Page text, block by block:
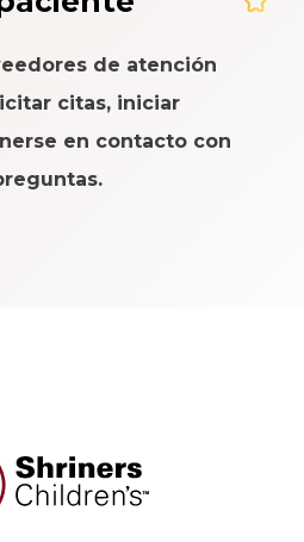
de atención
citas, iniciar
en contacto con